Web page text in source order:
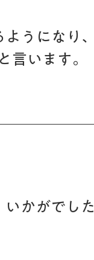
うになり、
言います。
かがでした